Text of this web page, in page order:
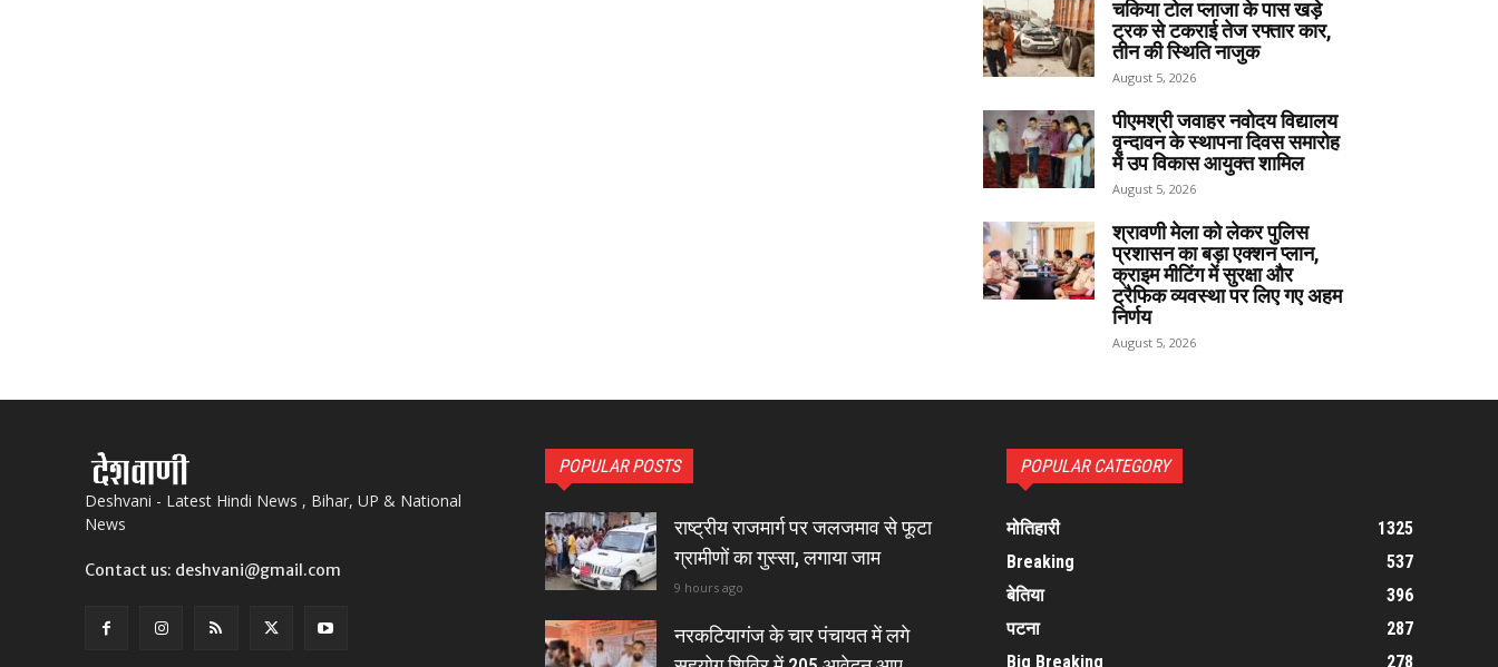
चकिया टोल प्लाजा के पास खड़े
ट्रक से टकराई तेज रफ्तार कार,
तीन की स्थिति नाजुक
August 5, 2026
पीएमश्री जवाहर नवोदय विद्यालय
वृन्दावन के स्थापना दिवस समारोह
में उप विकास आयुक्त शामिल
August 5, 2026
श्रावणी मेला को लेकर पुलिस
प्रशासन का बड़ा एक्शन प्लान,
क्राइम मीटिंग में सुरक्षा और
ट्रैफिक व्यवस्था पर लिए गए अहम
निर्णय
August 5, 2026
Deshvani - Latest Hindi News , Bihar, UP & National
News
Contact us: deshvani@gmail.com
POPULAR POSTS
राष्ट्रीय राजमार्ग पर जलजमाव से फूटा
ग्रामीणों का गुस्सा, लगाया जाम
9 hours ago
नरकटियागंज के चार पंचायत में लगे
POPULAR CATEGORY
मोतिहारी
1325
Breaking
537
बेतिया
396
पटना
287
Big Breaking
278